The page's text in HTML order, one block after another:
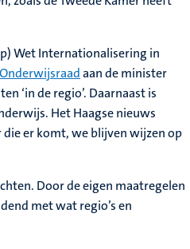
Wet Internationalisering in
aan de minister
‘in de regio’. Daarnaast is
Het Haagse nieuws
er komt, we blijven wijzen op
Door de eigen maatregelen
met wat regio’s en